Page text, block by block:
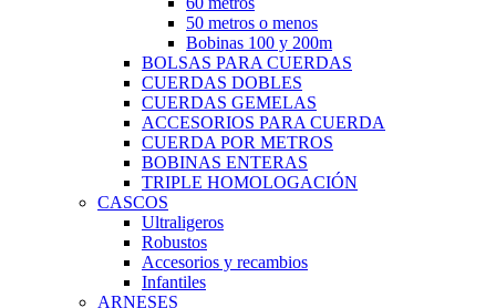
50 metros o menos
Bobinas 100 y 200m
BOLSAS PARA CUERDAS
CUERDAS DOBLES
CUERDAS GEMELAS
ACCESORIOS PARA CUERDA
CUERDA POR METROS
BOBINAS ENTERAS
TRIPLE HOMOLOGACIÓN
CASCOS
Ultraligeros
Robustos
Accesorios y recambios
Infantiles
ARNESES